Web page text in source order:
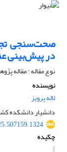
صحت‌سنجی
در پیش‌بینی
نوع مقاله : مقاله
نویسنده
لاله پرویز
دانشیار دانشکده
چکیده